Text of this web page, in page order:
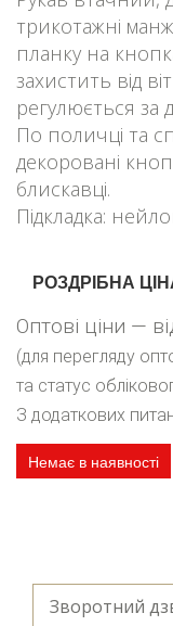
трикотажні
планку на
захистить від
регулюється за
По поличці та
декоровані
блискавці.
Підкладка:
РОЗДРІБНА
Оптові ціни —
(для перегляду
та статус
З додаткових
Немає в наявності
Зворотний